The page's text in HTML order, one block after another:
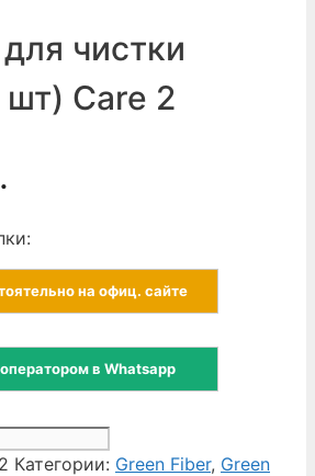
чистки
шт) Care 2
на офиц. сайте
в Whatsapp
Категории: Green Fiber, Green